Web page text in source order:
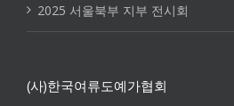
2025 서울북부 지부 전시회
(사)한국여류도예가협회